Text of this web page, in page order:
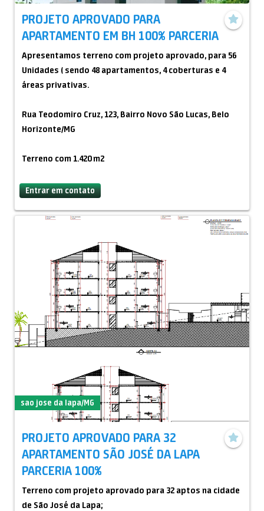
Condomínio de Alto Padrão Mobiliada, Parque Aquático
em Goiás, Mineradora de água, aviões, Hangares,
Terreno para Loteamento populares em Itu e outros,
tenho um Lote de Joias para venda, tenho Lote de
Pedras Preciosas em São Paulo, tenho lote de
Maiores informação pelo Whatsapp 15 99835-2726
Carlos Bueno
PROJETO APROVADO PARA
APARTAMENTO EM BH 100% PARCERIA
Apresentamos terreno com projeto aprovado, para 56
Unidades ( sendo 48 apartamentos, 4 coberturas e 4
áreas privativas.
Rua Teodomiro Cruz, 123, Bairro Novo São Lucas, Belo
Horizonte/MG
Terreno com 1.420 m2
Valor pedido: R$ 2.500.000.00
Estudamos propostas, aceitamos permutas no local ou
Entrar em contato
sao jose da lapa/MG
PROJETO APROVADO PARA 32
APARTAMENTO SÃO JOSÉ DA LAPA
PARCERIA 100%
Terreno com projeto aprovado para 32 aptos na cidade
de São José da Lapa;